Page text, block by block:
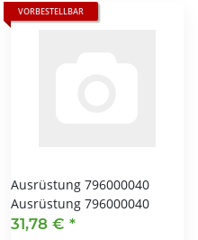
VORBESTELLBAR
Ausrüstung 796000040
Ausrüstung 796000040
31,78 € *